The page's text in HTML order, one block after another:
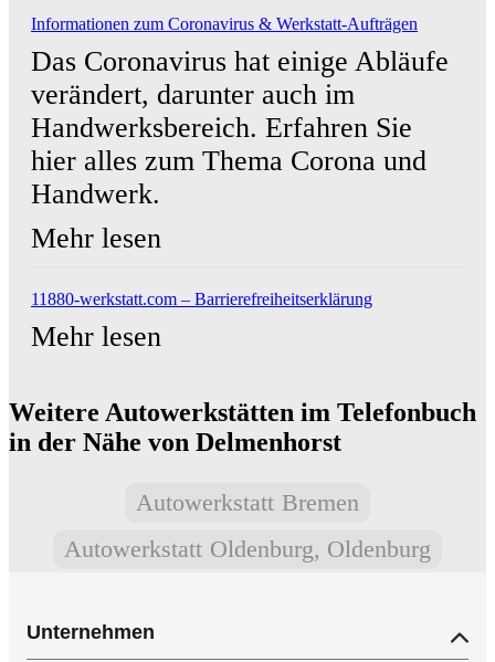
Informationen zum Coronavirus & Werkstatt-Aufträgen
Das Coronavirus hat einige Abläufe
verändert, darunter auch im
Handwerksbereich. Erfahren Sie
hier alles zum Thema Corona und
Handwerk.
Mehr lesen
11880-werkstatt.com – Barrierefreiheitserklärung
Mehr lesen
Weitere Autowerkstätten im Telefonbuch
in der Nähe von Delmenhorst
Autowerkstatt Bremen
Autowerkstatt Oldenburg, Oldenburg
Unternehmen